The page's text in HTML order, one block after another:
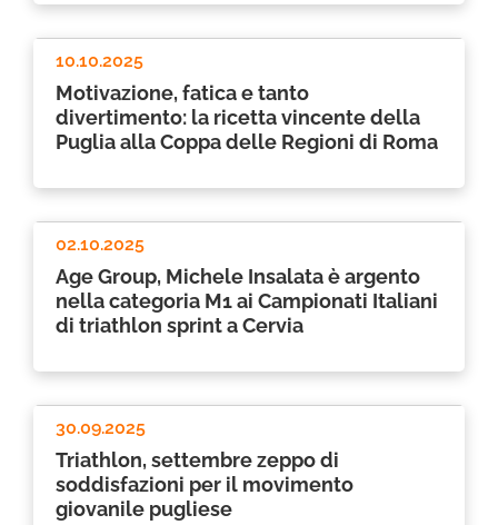
10.10.2025
Motivazione, fatica e tanto
divertimento: la ricetta vincente della
Puglia alla Coppa delle Regioni di Roma
02.10.2025
Age Group, Michele Insalata è argento
nella categoria M1 ai Campionati Italiani
di triathlon sprint a Cervia
30.09.2025
Triathlon, settembre zeppo di
soddisfazioni per il movimento
giovanile pugliese